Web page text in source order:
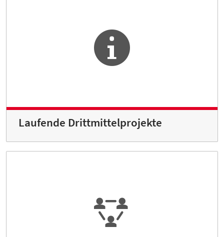
Laufende Drittmittelprojekte